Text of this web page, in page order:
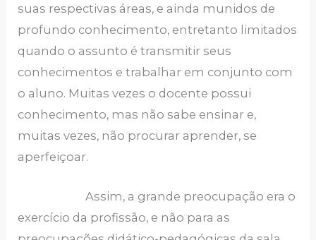
suas respectivas áreas, e ainda munidos de
profundo conhecimento, entretanto limitados
quando o assunto é transmitir seus
conhecimentos e trabalhar em conjunto com
o aluno. Muitas vezes o docente possui
conhecimento, mas não sabe ensinar e,
muitas vezes, não procurar aprender, se
aperfeiçoar.
Assim, a grande preocupação era o
exercício da profissão, e não para as